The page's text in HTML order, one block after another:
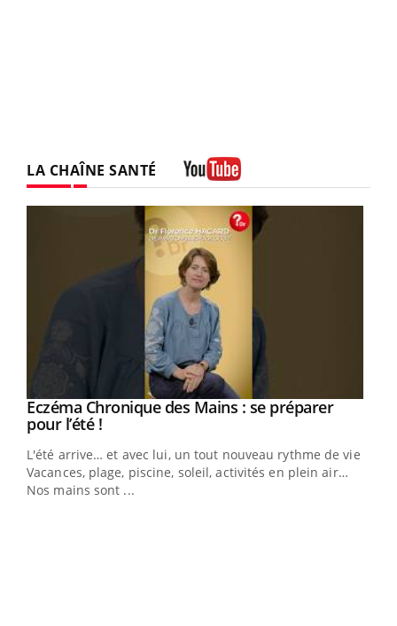
LA CHAÎNE SANTÉ
Youtube
Eczéma Chronique des Mains : se préparer
pour l’été !Youtube
L'été arrive… et avec lui, un tout nouveau rythme de vie !
Vacances, plage, piscine, soleil, activités en plein air…
Nos mains sont ...